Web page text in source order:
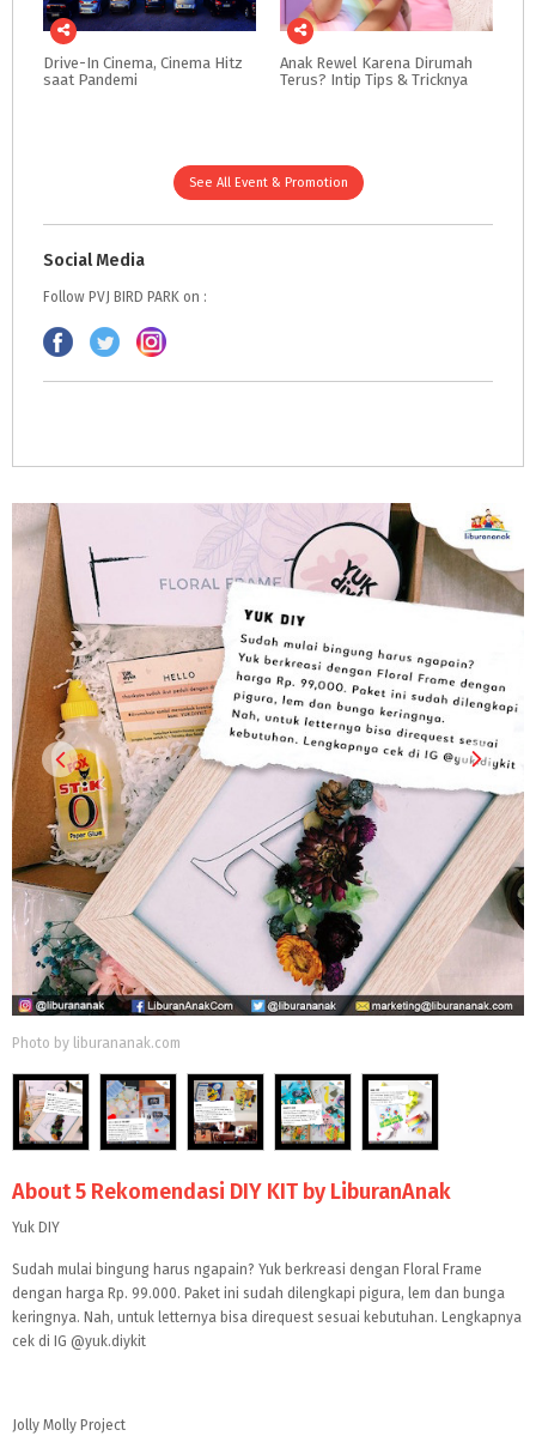
Drive-In Cinema, Cinema Hitz
saat Pandemi
Anak Rewel Karena Dirumah
Terus? Intip Tips & Tricknya
See All Event & Promotion
Social Media
Follow PVJ BIRD PARK on :
Photo by liburananak.com
About 5 Rekomendasi DIY KIT by LiburanAnak
Yuk DIY
Sudah mulai bingung harus ngapain? Yuk berkreasi dengan Floral Frame
dengan harga Rp. 99.000. Paket ini sudah dilengkapi pigura, lem dan bunga
keringnya. Nah, untuk letternya bisa direquest sesuai kebutuhan. Lengkapnya
cek di IG @yuk.diykit
Jolly Molly Project